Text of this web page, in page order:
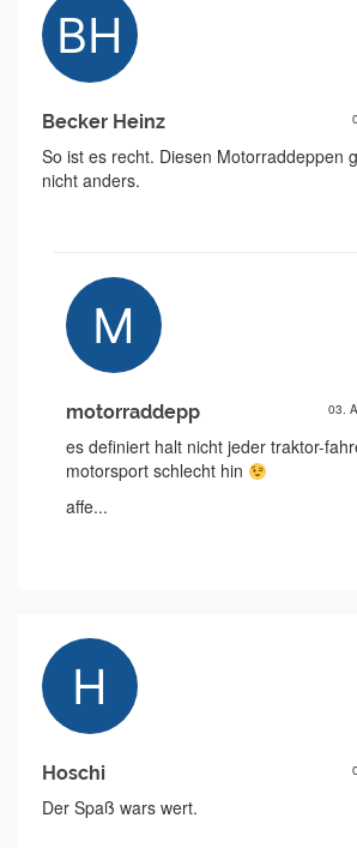
Becker Heinz
So ist es recht. Diesen Motorraddeppen
nicht anders.
motorraddepp 03.
es definiert halt nicht jeder traktor-
motorsport schlecht hin
affe...
Hoschi
Der Spaß wars wert.